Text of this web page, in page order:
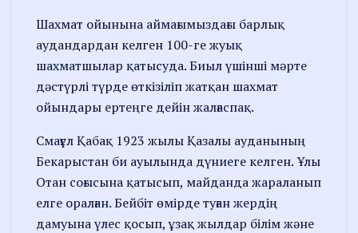
Шахмат ойынына аймағымыздағы барлық
аудандардан келген 100-ге жуық
шахматшылар қатысуда. Биыл үшінші мәрте
дәстүрлі түрде өткізіліп жатқан шахмат
ойындары ертеңге дейін жалғаспақ.
Смағұл Қабақ 1923 жылы Қазалы ауданының
Бекарыстан би ауылында дүниеге келген. Ұлы
Отан соғысына қатысып, майданда жараланып
елге оралған. Бейбіт өмірде туған жердің
дамуына үлес қосып, ұзақ жылдар білім және